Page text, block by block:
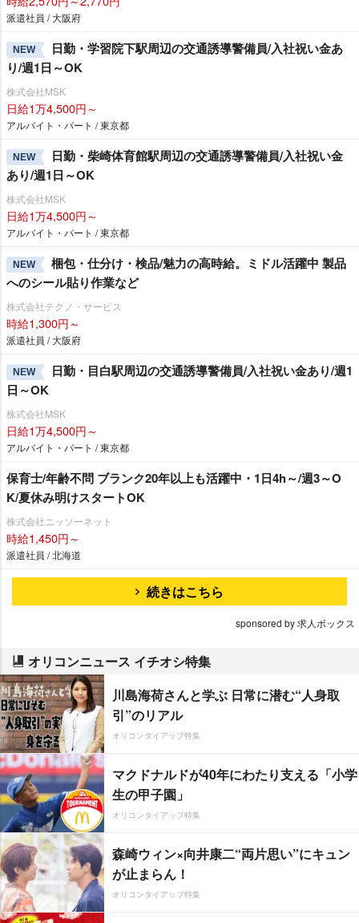
派遣社員 / 大阪府
NEW
日勤・学習院下駅周辺の交通誘導警備員/入社祝い金あ
り/週1日～OK
株式会社MSK
日給1万4,500円～
アルバイト・パート / 東京都
NEW
日勤・柴崎体育館駅周辺の交通誘導警備員/入社祝い金
あり/週1日～OK
株式会社MSK
日給1万4,500円～
アルバイト・パート / 東京都
NEW
梱包・仕分け・検品/魅力の高時給。ミドル活躍中 製品
へのシール貼り作業など
株式会社テクノ・サービス
時給1,300円～
派遣社員 / 大阪府
NEW
日勤・目白駅周辺の交通誘導警備員/入社祝い金あり/週1
日～OK
株式会社MSK
日給1万4,500円～
アルバイト・パート / 東京都
保育士/年齢不問 ブランク20年以上も活躍中・1日4h～/週3～O
K/夏休み明けスタートOK
株式会社ニッソーネット
時給1,450円～
派遣社員 / 北海道
続きはこちら
sponsored by 求人ボックス
オリコンニュース イチオシ特集
川島海荷さんと学ぶ 日常に潜む“人身取
引”のリアル
オリコンタイアップ特集
マクドナルドが40年にわたり支える「小学
生の甲子園」
オリコンタイアップ特集
森崎ウィン×向井康二“両片思い”にキュン
が止まらん！
オリコンタイアップ特集